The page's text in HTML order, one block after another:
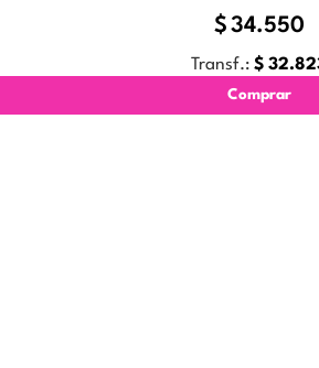
$ 34.550
Transf.: $
Comprar